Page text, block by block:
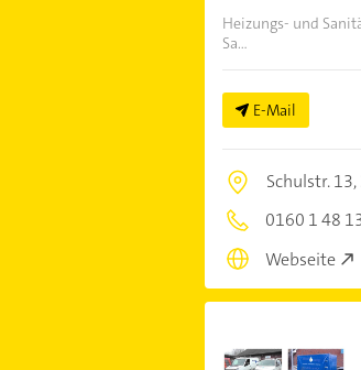
Heizungs- und
Sa...
E-Mail
Schulstr. 13,
0160 1 48
Webseite